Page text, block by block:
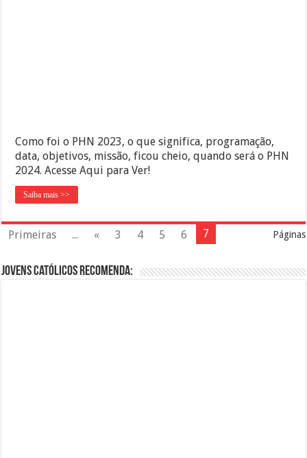
Como foi o PHN 2023, o que significa, programação,
data, objetivos, missão, ficou cheio, quando será o PHN
2024. Acesse Aqui para Ver!
Saiba mais >>
Páginas
Primeiras ... « 3 4 5 6 7
Jovens Católicos Recomenda: